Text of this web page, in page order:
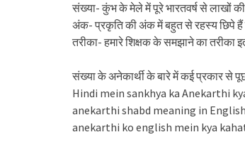
संख्या- कुंभ के मेले में पूरे भारतवर्ष से लाखों
अंक- प्रकृति की अंक में बहुत से रहस्य छिपे हैं
तरीका- हमारे शिक्षक के समझाने का तरीका
संख्या के अनेकार्थी के बारे में कई प्रकार से
Hindi mein sankhya ka Anekarthi
anekarthi shabd meaning in
anekarthi ko english mein kya